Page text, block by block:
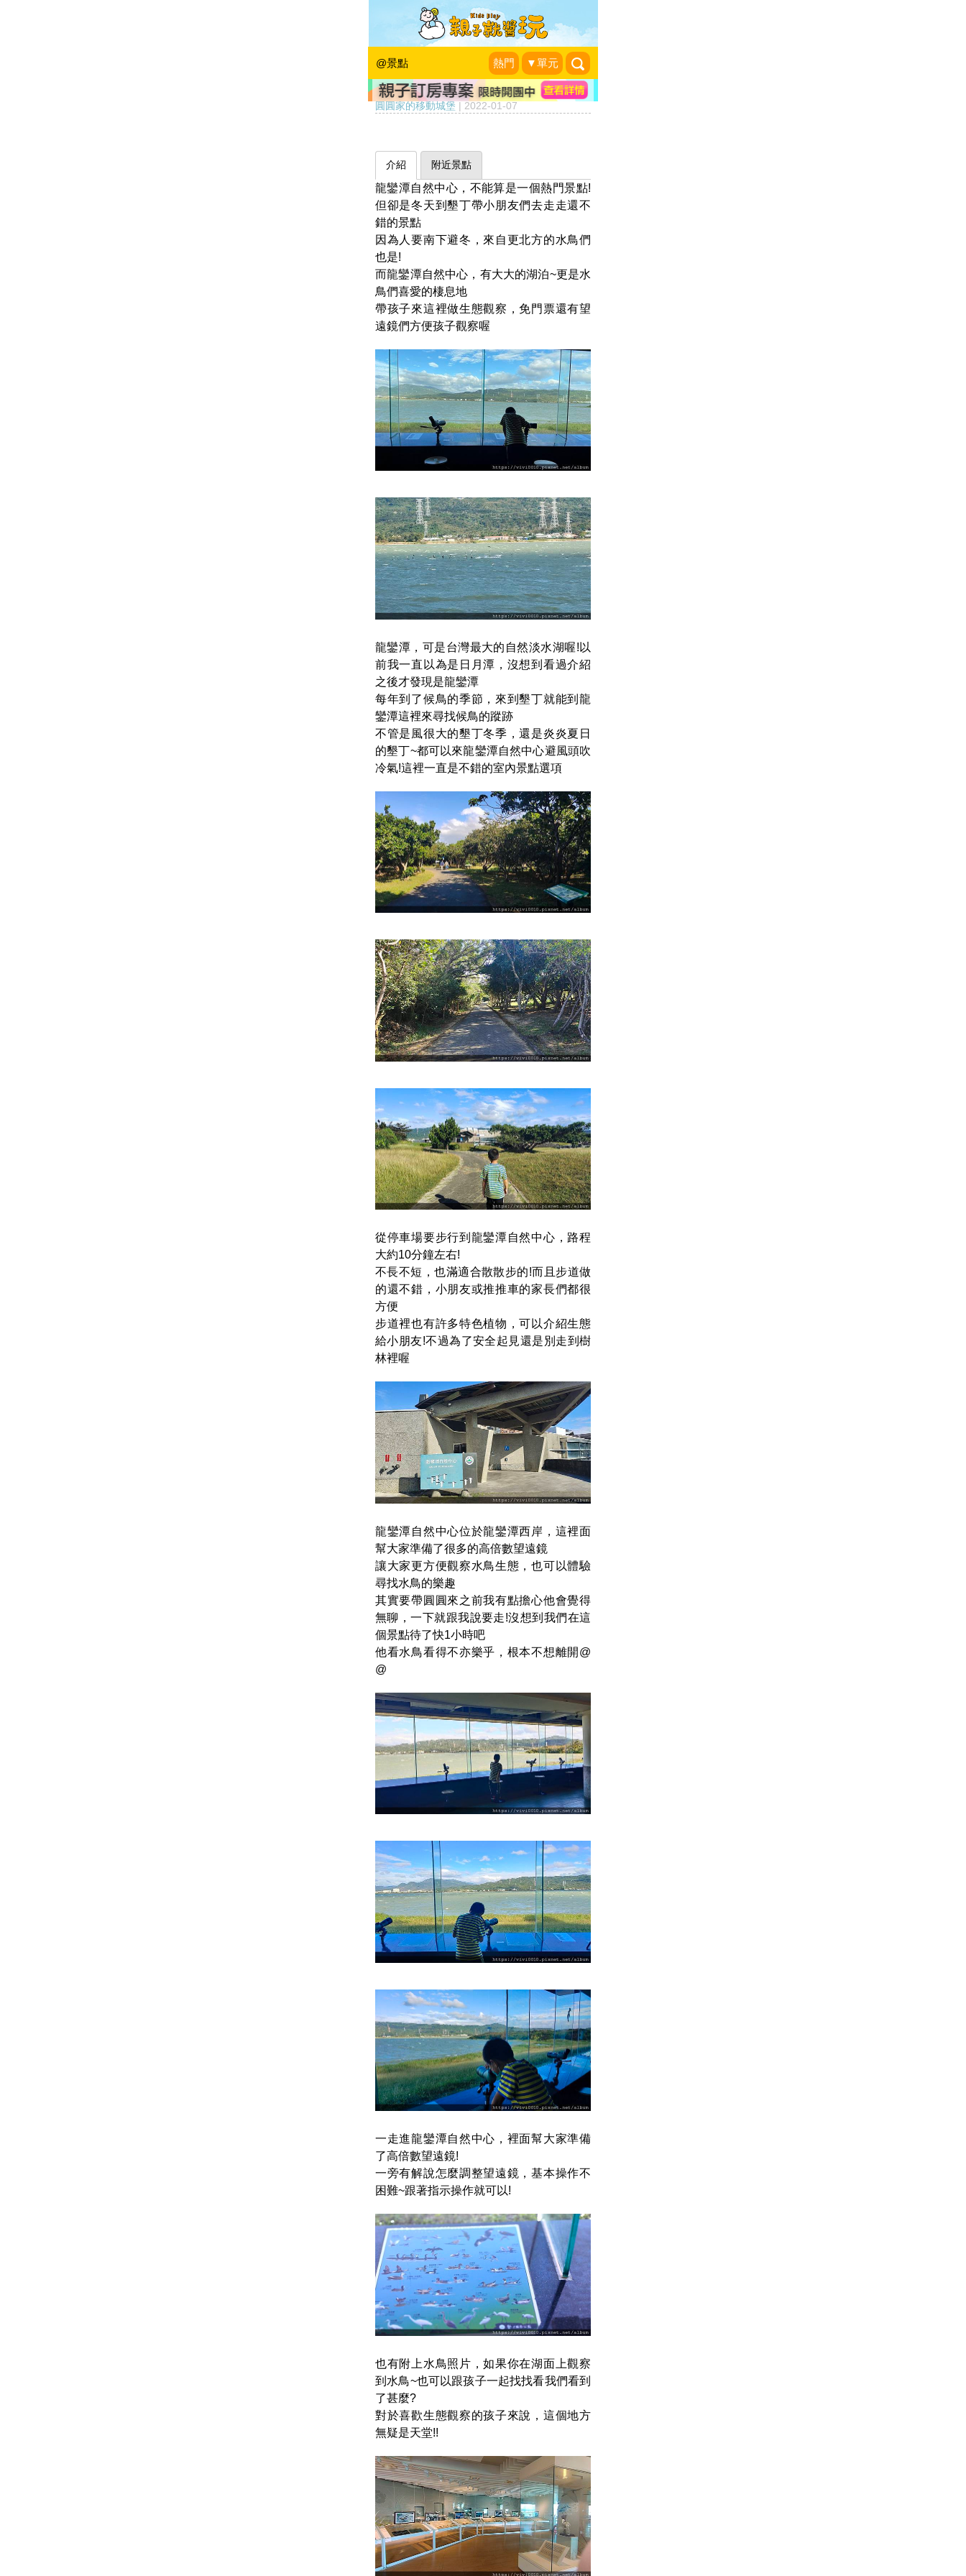
@景點 熱門 ▼單元
跟隨水鳥一同渡冬，小小生
態觀察員的天堂～屏東龍鑾
潭自然中心
圓圓家的移動城堡 2022-01-07
介紹 附近景點
龍鑾潭自然中心，不能算是一個熱門景點!
但卻是冬天到墾丁帶小朋友們去走走還不
錯的景點
因為人要南下避冬，來自更北方的水鳥們
也是!
而龍鑾潭自然中心，有大大的湖泊~更是水
鳥們喜愛的棲息地
帶孩子來這裡做生態觀察，免門票還有望
遠鏡們方便孩子觀察喔
龍鑾潭，可是台灣最大的自然淡水湖喔!以
前我一直以為是日月潭，沒想到看過介紹
之後才發現是龍鑾潭
每年到了候鳥的季節，來到墾丁就能到龍
鑾潭這裡來尋找候鳥的蹤跡
不管是風很大的墾丁冬季，還是炎炎夏日
的墾丁~都可以來龍鑾潭自然中心避風頭吹
冷氣!這裡一直是不錯的室內景點選項
從停車場要步行到龍鑾潭自然中心，路程
大約10分鐘左右!
不長不短，也滿適合散散步的!而且步道做
的還不錯，小朋友或推推車的家長們都很
方便
步道裡也有許多特色植物，可以介紹生態
給小朋友!不過為了安全起見還是別走到樹
林裡喔
龍鑾潭自然中心位於龍鑾潭西岸，這裡面
幫大家準備了很多的高倍數望遠鏡
讓大家更方便觀察水鳥生態，也可以體驗
尋找水鳥的樂趣
其實要帶圓圓來之前我有點擔心他會覺得
無聊，一下就跟我說要走!沒想到我們在這
個景點待了快1小時吧
他看水鳥看得不亦樂乎，根本不想離開@
@
一走進龍鑾潭自然中心，裡面幫大家準備
了高倍數望遠鏡!
一旁有解說怎麼調整望遠鏡，基本操作不
困難~跟著指示操作就可以!
也有附上水鳥照片，如果你在湖面上觀察
到水鳥~也可以跟孩子一起找找看我們看到
了甚麼?
對於喜歡生態觀察的孩子來說，這個地方
無疑是天堂!!